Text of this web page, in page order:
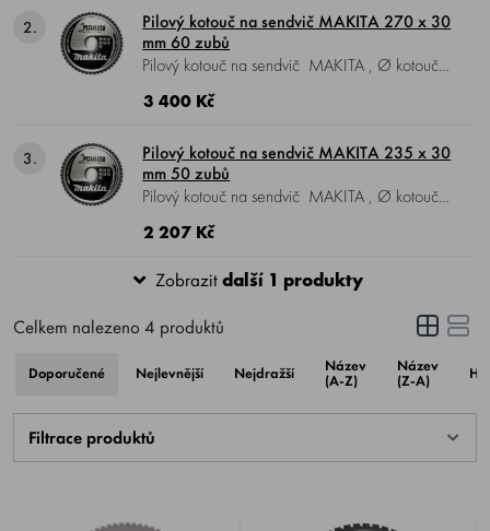
2.
Pilový kotouč na sendvič MAKITA 270 x 30
mm 60 zubů
Pilový kotouč na sendvič MAKITA , Ø kotouče
270 mm, Ø vrtání 30 mm, 60 zubů.
3 400 Kč
3.
Pilový kotouč na sendvič MAKITA 235 x 30
mm 50 zubů
Pilový kotouč na sendvič MAKITA , Ø kotouče
235mm, Ø vrtání 30 mm, 50 zubů.
2 207 Kč
Zobrazitdalší 1 produkty
Celkem nalezeno 4 produktů
Doporučené Nejlevnější Nejdražší
Název
(A-Z)
Název
(Z-A)
Filtrace produktů